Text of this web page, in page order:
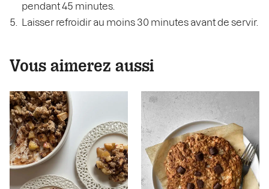
pendant 45 minutes.
Laisser refroidir au moins 30 minutes avant de servir.
Vous aimerez aussi